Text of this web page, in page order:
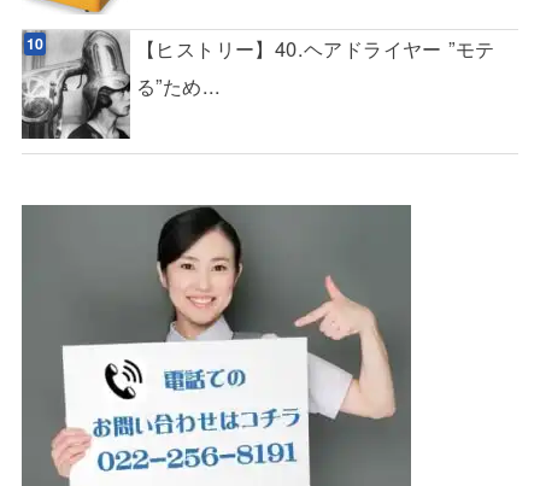
【ヒストリー】40.ヘアドライヤー ”モテ
る”ため...